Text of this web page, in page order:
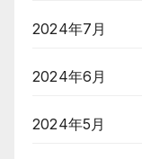
2024年7月
2024年6月
2024年5月